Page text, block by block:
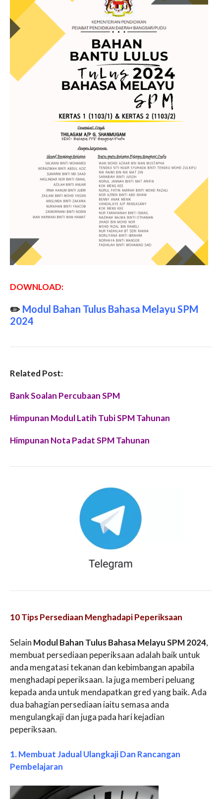
DOWNLOAD:
✏️ Modul Bahan Tulus Bahasa Melayu SPM
2024
Related Post:
Bank Soalan Percubaan SPM
Himpunan Modul Latih Tubi SPM Tahunan
Himpunan Nota Padat SPM Tahunan
10 Tips Persediaan Menghadapi Peperiksaan
Selain Modul Bahan Tulus Bahasa Melayu SPM 2024,
membuat persediaan peperiksaan adalah baik untuk
anda mengatasi tekanan dan kebimbangan apabila
menghadapi peperiksaan. Ia juga memberi peluang
kepada anda untuk mendapatkan gred yang baik. Ada
dua bahagian persediaan iaitu semasa anda
mengulangkaji dan juga pada hari kejadian
peperiksaan.
1. Membuat Jadual Ulangkaji Dan Rancangan
Pembelajaran